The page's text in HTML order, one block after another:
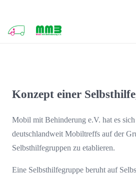
Konzept einer
Mobil mit Behinderung e.V. hat es
deutschlandweit Mobiltreffs auf der
Selbsthilfegruppen zu etablieren.
Eine Selbsthilfegruppe beruht auf